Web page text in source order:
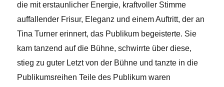
die mit erstaunlicher Energie, kraftvoller Stimme
auffallender Frisur, Eleganz und einem Auftritt, der an
Tina Turner erinnert, das Publikum begeisterte. Sie
kam tanzend auf die Bühne, schwirrte über diese,
stieg zu guter Letzt von der Bühne und tanzte in die
Publikumsreihen Teile des Publikum waren